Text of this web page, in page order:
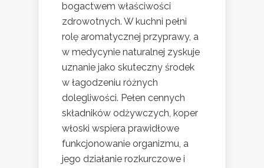
bogactwem właściwości
zdrowotnych. W kuchni pełni
rolę aromatycznej przyprawy, a
w medycynie naturalnej zyskuje
uznanie jako skuteczny środek
w łagodzeniu różnych
dolegliwości. Pełen cennych
składników odżywczych, koper
włoski wspiera prawidłowe
funkcjonowanie organizmu, a
jego działanie rozkurczowe i